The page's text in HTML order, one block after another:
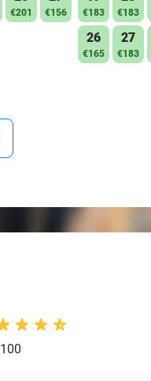
€201 €156 €183 €183
26
€165
27
€183
100